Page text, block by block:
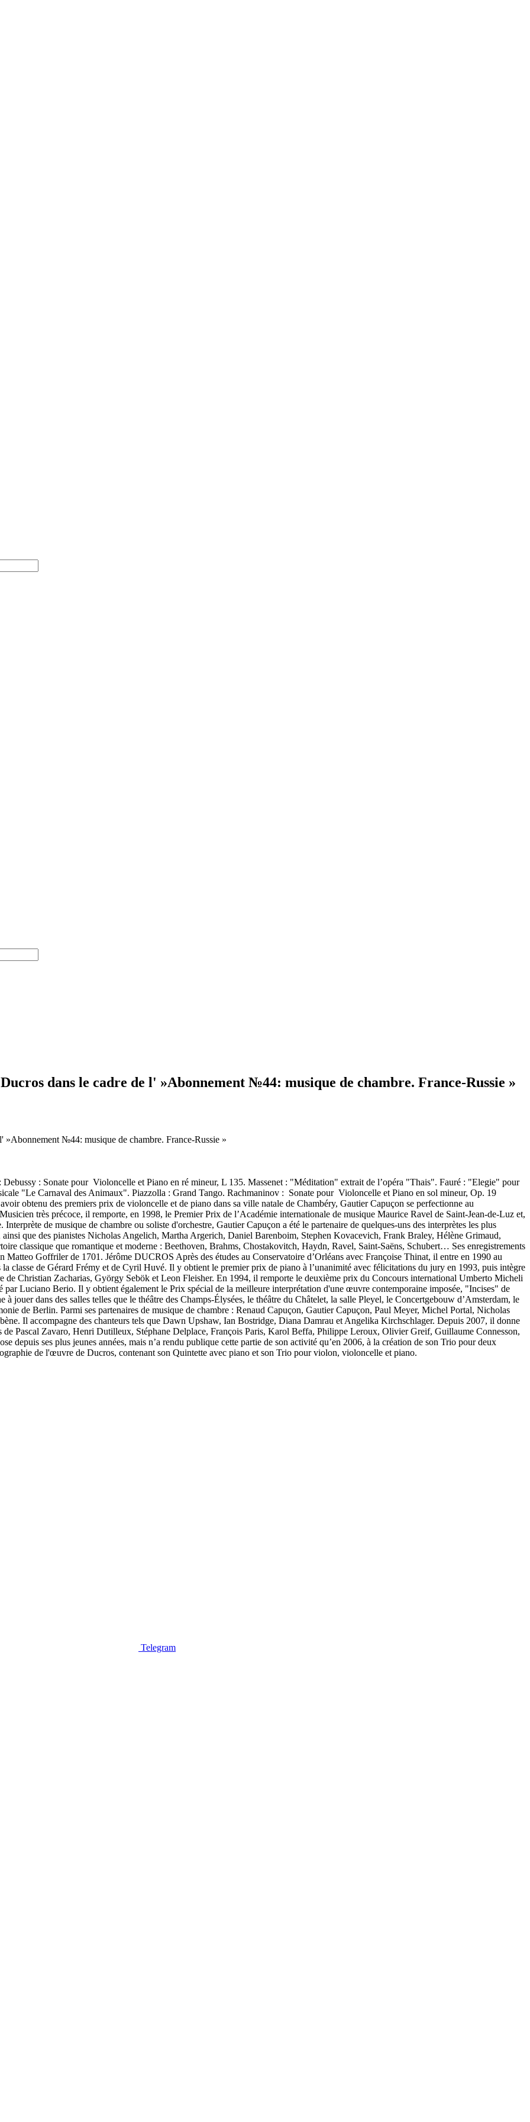
dans le cadre de l' »Abonnement №44: musique de chambre. France-Russie »
: Sonate pour Violoncelle et Piano en ré mineur, L 135. Massenet : "Méditation" extrait de l’opéra "Thais". Fauré : "Elegie" pour
"Le Carnaval des Animaux". Piazzolla : Grand Tango. Rachmaninov : Sonate pour Violoncelle et Piano en sol mineur, Op. 19
des premiers prix de violoncelle et de piano dans sa ville natale de Chambéry, Gautier Capuçon se perfectionne au
très précoce, il remporte, en 1998, le Premier Prix de l’Académie internationale de musique Maurice Ravel de Saint-Jean-de-Luz et,
de musique de chambre ou soliste d'orchestre, Gautier Capuçon a été le partenaire de quelques-uns des interprètes les plus
que des pianistes Nicholas Angelich, Martha Argerich, Daniel Barenboim, Stephen Kovacevich, Frank Braley, Hélène Grimaud,
classique que romantique et moderne : Beethoven, Brahms, Chostakovitch, Haydn, Ravel, Saint-Saëns, Schubert… Ses enregistrements
Goffriler de 1701. Jérôme DUCROS Après des études au Conservatoire d’Orléans avec Françoise Thinat, il entre en 1990 au
la classe de Gérard Frémy et de Cyril Huvé. Il y obtient le premier prix de piano à l’unanimité avec félicitations du jury en 1993, puis intègre
de Christian Zacharias, György Sebök et Leon Fleisher. En 1994, il remporte le deuxième prix du Concours international Umberto Micheli
Luciano Berio. Il y obtient également le Prix spécial de la meilleure interprétation d'une œuvre contemporaine imposée, "Incises" de
jouer dans des salles telles que le théâtre des Champs-Élysées, le théâtre du Châtelet, la salle Pleyel, le Concertgebouw d’Amsterdam, le
de Berlin. Parmi ses partenaires de musique de chambre : Renaud Capuçon, Gautier Capuçon, Paul Meyer, Michel Portal, Nicholas
Il accompagne des chanteurs tels que Dawn Upshaw, Ian Bostridge, Diana Damrau et Angelika Kirchschlager. Depuis 2007, il donne
de Pascal Zavaro, Henri Dutilleux, Stéphane Delplace, François Paris, Karol Beffa, Philippe Leroux, Olivier Greif, Guillaume Connesson,
depuis ses plus jeunes années, mais n’a rendu publique cette partie de son activité qu’en 2006, à la création de son Trio pour deux
de l'œuvre de Ducros, contenant son Quintette avec piano et son Trio pour violon, violoncelle et piano.
Telegram